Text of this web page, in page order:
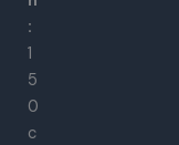
:
1
5
0
c